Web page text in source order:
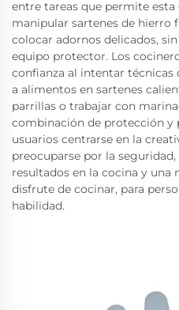
entre tareas que permite esta
manipular sartenes de hierro
colocar adornos delicados,
equipo protector. Los
confianza al intentar técnicas
a alimentos en sartenes
parrillas o trabajar con
combinación de protección y
usuarios centrarse en la
preocuparse por la
resultados en la cocina y una
disfrute de cocinar, para
habilidad.